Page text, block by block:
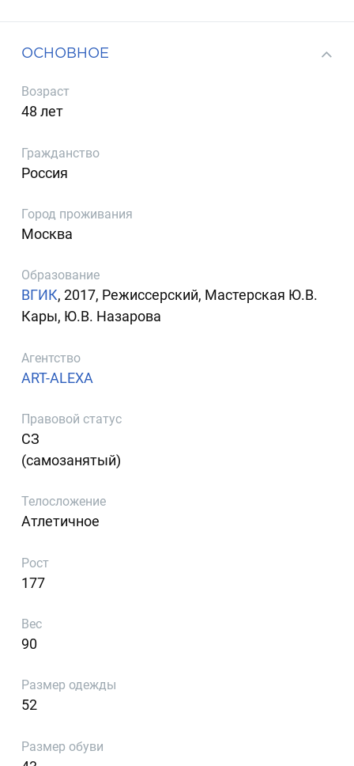
ОСНОВНОЕ
Возраст
48 лет
Гражданство
Россия
Город проживания
Москва
Образование
ВГИК, 2017, Режиссерский, Мастерская Ю.В.
Кары, Ю.В. Назарова
Агентство
ART-ALEXA
Правовой статус
СЗ
(самозанятый)
Телосложение
Атлетичное
Рост
177
Вес
90
Размер одежды
52
Размер обуви